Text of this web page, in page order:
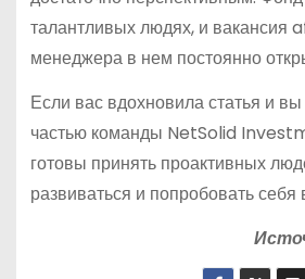
талантливых людях, и вакансия
менеджера в нем постоянно
Если вас вдохновила статья и вы
частью команды NetSolid
готовы принять проактивных
развиваться и попробовать